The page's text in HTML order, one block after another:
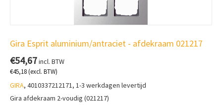
Gira Esprit aluminium/antraciet - afdekraam 021217
€54,67incl. BTW
€45,18(excl. BTW)
GIRA, 4010337212171, 1-3 werkdagen levertijd
Gira afdekraam 2-voudig (021217)